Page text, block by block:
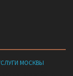
МОСКВЫ